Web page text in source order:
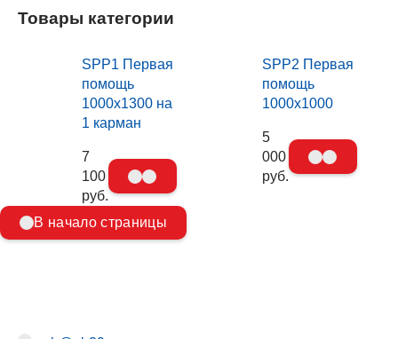
Товары категории
SPP1 Первая
помощь
1000х1300 на
1 карман
7
100
руб.
SPP2 Первая
помощь
1000х1000
5
000
руб.
В начало страницы